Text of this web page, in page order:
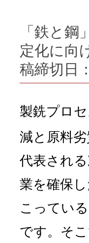
「鉄と
定化に向
稿締切日
製銑プロ
減と原料
代表され
業を確保
こってい
です。そ